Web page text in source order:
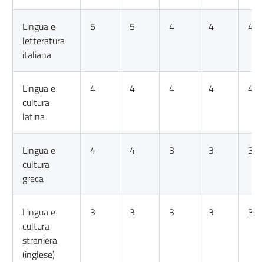
Lingua e
letteratura
italiana
5 5 4 4 4
Lingua e
cultura
latina
4 4 4 4 4
Lingua e
cultura
greca
4 4 3 3 3
Lingua e
cultura
straniera
(inglese)
3 3 3 3 3